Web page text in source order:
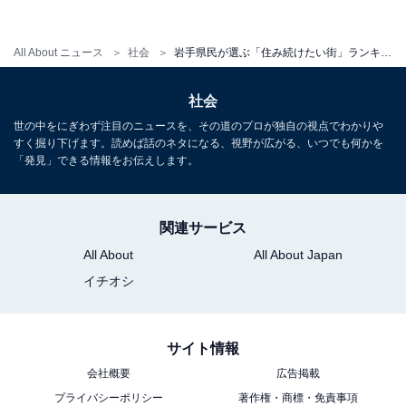
All About ニュース 社会
1 2
社会
世の中をにぎわず注目のニュースを、その道のプロが独自の視点でわかりや
すく掘り下げます。読めば話のネタになる、視野が広がる、いつでも何かを
「発見」できる情報をお伝えします。
関連サービス
All About
All About Japan
イチオシ
サイト情報
会社概要
広告掲載
プライバシーポリシー
著作権・商標・免責事項